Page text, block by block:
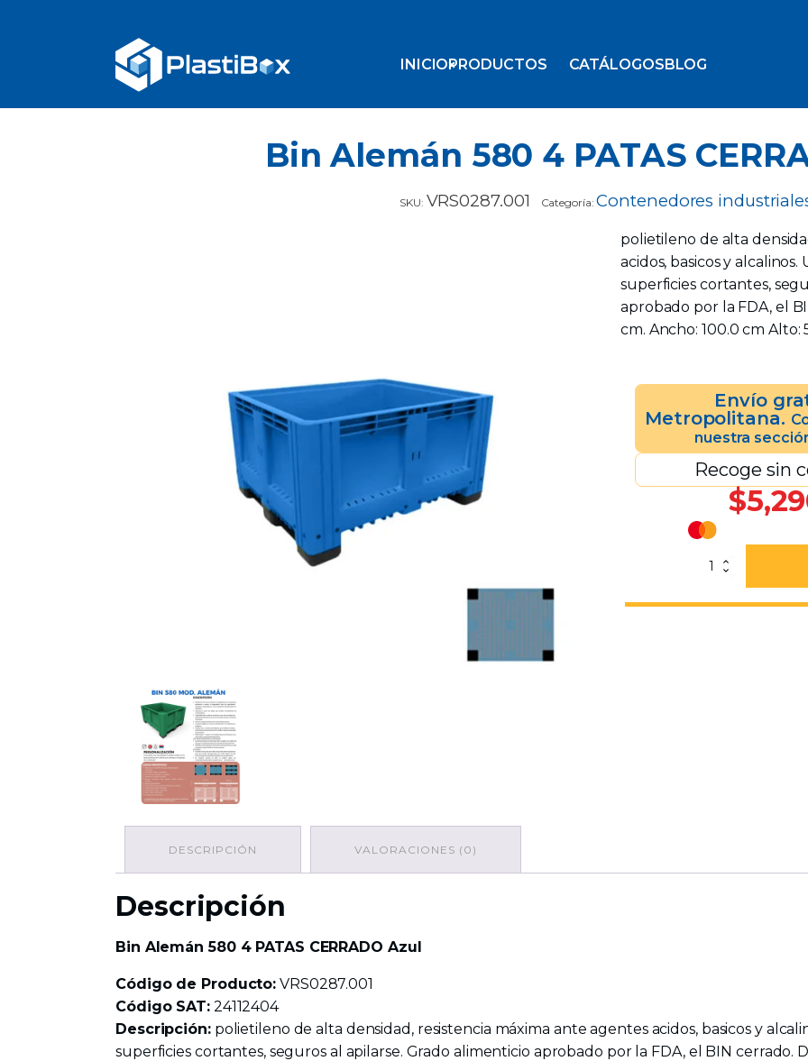
INICIOPRODUCTOS CATÁLOGOSBLOG
Bin Alemán 580 4 PATAS
SKU: VRS0287.001 Categoría:Contenedores
polietileno de alta
acidos, basicos y alcalinos.
superficies cortantes,
aprobado por la FDA, el
cm. Ancho: 100.0 cm Alto:
Envío
Metropolitana.
nuestra
Recoge sin
$
DESCRIPCIÓN VALORACIONES (0)
Descripción
Bin Alemán 580 4 PATAS CERRADO Azul
Código de Producto: VRS0287.001
Código SAT:24112404
Descripción:polietileno de alta densidad, resistencia máxima ante agentes acidos, basicos y
superficies cortantes, seguros al apilarse. Grado alimenticio aprobado por la FDA, el BIN cerrado.